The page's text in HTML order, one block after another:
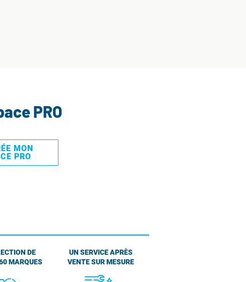
PRO
MON
PRO
DE
MARQUES
UN SERVICE APRÈS
VENTE SUR MESURE